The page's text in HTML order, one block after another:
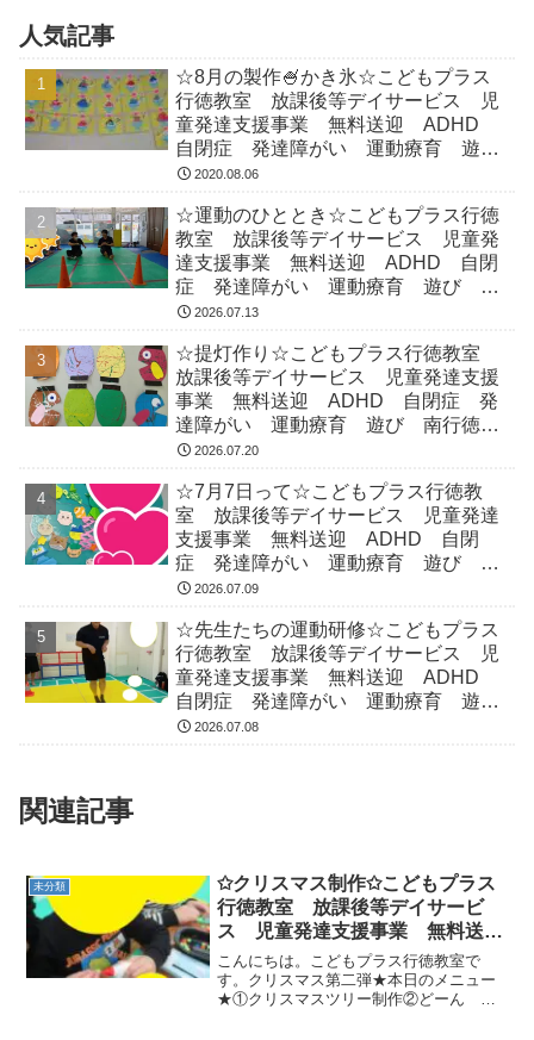
人気記事
☆8月の製作🍧かき氷☆こどもプラス
行徳教室 放課後等デイサービス 児
童発達支援事業 無料送迎 ADHD
自閉症 発達障がい 運動療育 遊
び 南行徳 市川市 浦安市
2020.08.06
☆運動のひととき☆こどもプラス行徳
教室 放課後等デイサービス 児童発
達支援事業 無料送迎 ADHD 自閉
症 発達障がい 運動療育 遊び 南
行徳 市川市 浦安市
2026.07.13
☆提灯作り☆こどもプラス行徳教室
放課後等デイサービス 児童発達支援
事業 無料送迎 ADHD 自閉症 発
達障がい 運動療育 遊び 南行徳
市川市 浦安市
2026.07.20
☆7月7日って☆こどもプラス行徳教
室 放課後等デイサービス 児童発達
支援事業 無料送迎 ADHD 自閉
症 発達障がい 運動療育 遊び 南
行徳 市川市 浦安市
2026.07.09
☆先生たちの運動研修☆こどもプラス
行徳教室 放課後等デイサービス 児
童発達支援事業 無料送迎 ADHD
自閉症 発達障がい 運動療育 遊
び 南行徳 市川市 浦安市
2026.07.08
関連記事
未分類
✩クリスマス制作✩こどもプラス
行徳教室 放課後等デイサービ
ス 児童発達支援事業 無料送
迎 ADHD 発達障害 運動療
育 行徳 南行徳 市川市 浦安
市 葛西
こんにちは。こどもプラス行徳教室で
す。クリスマス第二弾★本日のメニュー
★①クリスマスツリー制作②どーん じ